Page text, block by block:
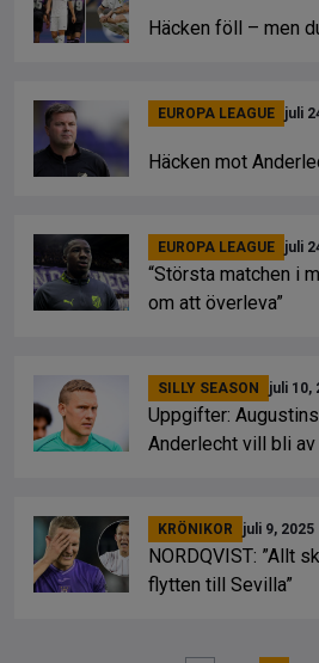
Häcken föll – men
EUROPA LEAGUE juli
Häcken mot
EUROPA LEAGUE juli
“Största matchen i
om att överleva”
SILLY SEASON juli 10,
Uppgifter:
Anderlecht vill bli
KRÖNIKOR juli 9, 2025
NORDQVIST: ”Allt
flytten till Sevilla”